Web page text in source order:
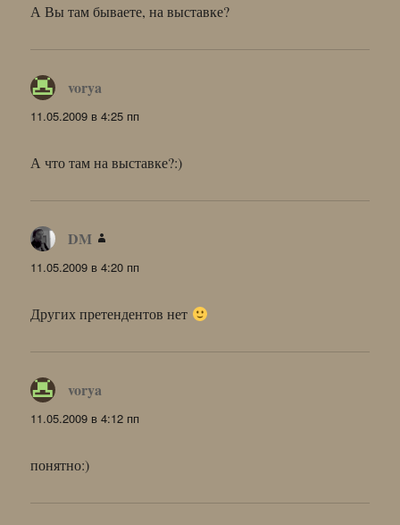
А Вы там бываете, на выставке?
vorya
11.05.2009 в 4:25 пп
А что там на выставке?:)
DM
11.05.2009 в 4:20 пп
Других претендентов нет
vorya
11.05.2009 в 4:12 пп
понятно:)